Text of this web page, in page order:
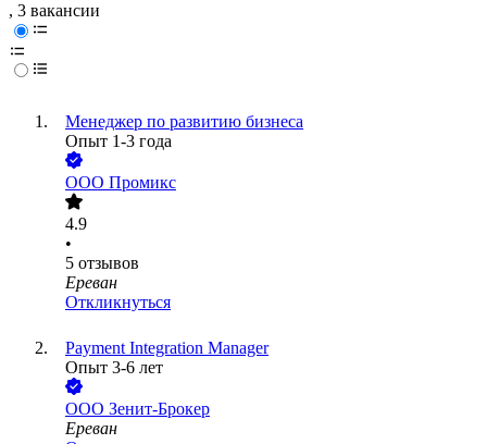
, 3 вакансии
Менеджер по развитию бизнеса
Опыт 1-3 года
ООО Промикс
4.9
•
5 отзывов
Ереван
Откликнуться
Payment Integration Manager
Опыт 3-6 лет
ООО Зенит-Брокер
Ереван